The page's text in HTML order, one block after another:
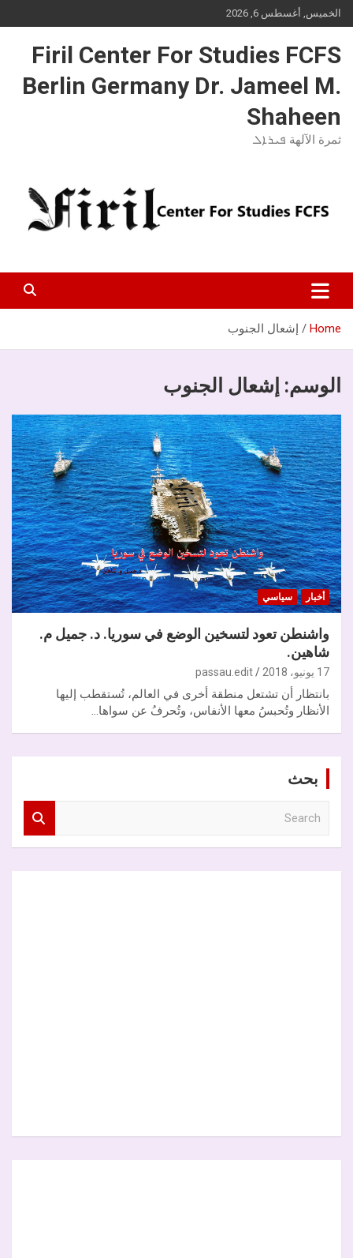
Skip
to
الخميس, أغسطس 6, 2026
Firil Center For Studies FCFS
Berlin Germany Dr. Jameel M.
Shaheen
ثمرة الآلهة ܦܝܪܐܠ
Home إشعال الجنوب
الوسم: إشعال الجنوب
أخبار سياسي
واشنطن تعود لتسخين الوضع في سوريا. د. جميل م.
شاهين.
17 يونيو، 2018 passau.edit
بانتظار أن تشتعل منطقة أخرى في العالم، تُستقطب إليها
الأنظار وتُحبسُ معها الأنفاس، وتُحرفُ عن سواها…
بحث